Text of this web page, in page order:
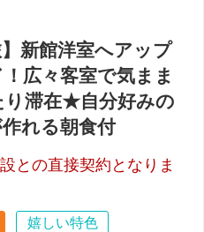
】新館洋室へアップ
広々客室で気まま
り滞在★自分好みの
れる朝食付
との直接契約となりま
嬉しい特色